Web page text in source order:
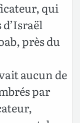
qui
près du
aucun de
par